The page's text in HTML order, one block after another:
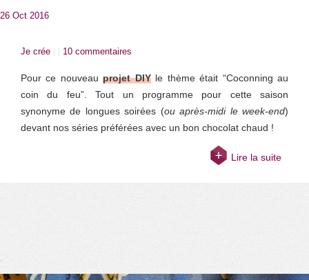
26 Oct 2016
Je crée 10 commentaires
Pour ce nouveauprojet DIYle thème était “Coconning au
coin du feu”. Tout un programme pour cette saison
synonyme de longues soirées (ou après-midi le week-end)
devant nos séries préférées avec un bon chocolat chaud !
Lire la suite